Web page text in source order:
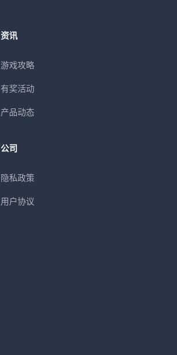
资讯
游戏攻略
有奖活动
产品动态
公司
隐私政策
用户协议